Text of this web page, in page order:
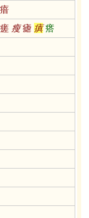
瘖
瘥 瘦 瘧 瘨 瘩